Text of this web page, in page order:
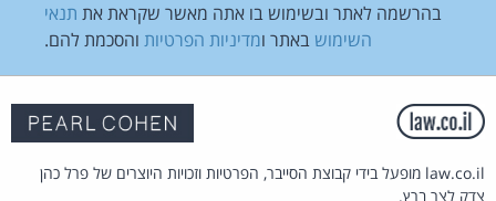
בהרשמה לאתר ובשימוש בו אתה מאשר שקראת את תנאי
השימוש באתר ומדיניות הפרטיות והסכמת להם.
law.co.il מופעל בידי קבוצת הסייבר, הפרטיות וזכויות היוצרים של פרל כהן
צדק לצר ברץ.